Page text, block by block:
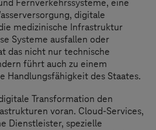
Fernverkehrssysteme, eine
digitale
medizinische Infrastruktur
Systeme ausfallen oder
das nicht nur technische
führt auch zu einem
Handlungsfähigkeit des Staates.
Transformation den
voran. Cloud-Services,
Dienstleister, spezielle